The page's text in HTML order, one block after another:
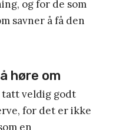
og for de som
savner å få den
høre om
veldig godt
for det er ikke
en